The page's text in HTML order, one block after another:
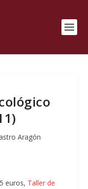
Aragón
euros, Taller de